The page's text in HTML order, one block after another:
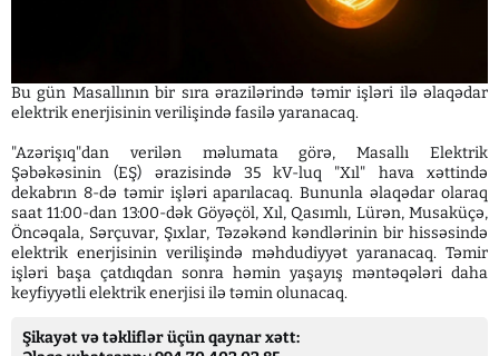
Bu gün Masallının bir sıra ərazilərində təmir işləri ilə əlaqədar
elektrik enerjisinin verilişində fasilə yaranacaq.
"Azərişıq"dan verilən məlumata görə, Masallı Elektrik
Şəbəkəsinin (EŞ) ərazisində 35 kV-luq "Xıl" hava xəttində
dekabrın 8-də təmir işləri aparılacaq. Bununla əlaqədar olaraq
saat 11:00-dan 13:00-dək Göyəçöl, Xıl, Qasımlı, Lürən, Musaküçə,
Öncəqala, Sərçuvar, Şıxlar, Təzəkənd kəndlərinin bir hissəsində
elektrik enerjisinin verilişində məhdudiyyət yaranacaq. Təmir
işləri başa çatdıqdan sonra həmin yaşayış məntəqələri daha
keyfiyyətli elektrik enerjisi ilə təmin olunacaq.
Şikayət və təkliflər üçün qaynar xətt: